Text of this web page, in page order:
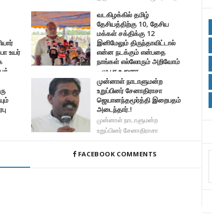
உயர்
வடகிழக்கில் தமிழ்
தேசியத்திற்கு 10, தேசிய
மக்கள் சக்திக்கு 12
இனிமேலும் திருந்தாவிட்டால்
என்ன நடக்கும் என்பதை
நாங்கள் எல்லோரும் அறிவோம்
- மு.பா.உ ஜனா.
வடகிழக்கில் தமிழ் தேசியத்திற்கு 10, தேசிய மக்கள்
முன்னாள் நாடாளுமன்ற
உறுப்பினர் சேனாதிராசா
ஜெயானந்தமூர்த்தி இறைபதம்
அடைந்தார்.!
முன்னாள் நாடாளுமன்ற
உறுப்பினர் சேனாதிராசா
ஜெயானந்
FACEBOOK COMMENTS